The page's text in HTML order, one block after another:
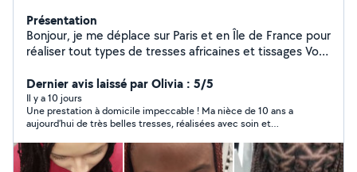
Présentation
Bonjour, je me déplace sur Paris et en Île de France pour
réaliser tout types de tresses africaines et tissages Vous
Instagram @lareinedestressessenegalaises
Dernier avis laissé par Olivia : 5/5
Il y a 10 jours
Une prestation à domicile impeccable ! Ma nièce de 10 ans a
aujourd’hui de très belles tresses, réalisées avec soin et
savoir-faire. Je recommande sans hésiter ! À très bientôt